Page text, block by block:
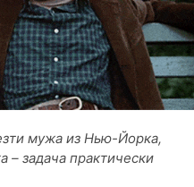
мужа из Нью-Йорка,
задача практически